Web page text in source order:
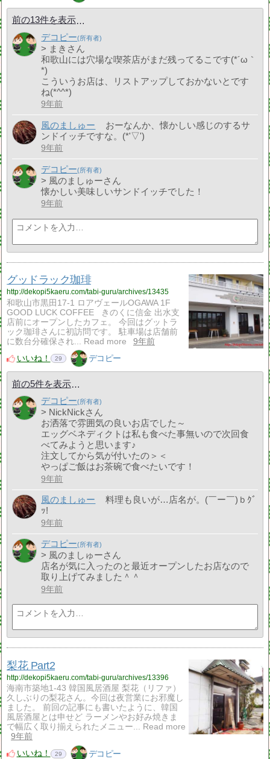
前の13件を表示
デコピー
> まきさん
和歌山には穴場な喫茶店がまだ残ってるこです(*´ω｀
*)
こういうお店は、リストアップしておかないとです
ね(*^^*)
9年前
風のましゅー
おーなんか、懐かしい感じのするサ
ンドイッチですな。(*'▽')
9年前
デコピー
> 風のましゅーさん
懐かしい美味しいサンドイッチでした！
9年前
グッドラック珈琲
http://dekopi5kaeru.com/tabi-guru/archives/13435
和歌山市黒田17-1 ロアヴェールOGAWA 1F
GOOD LUCK COFFEE きのくに信金 出水支
店前にオープンしたカフェ。 今回はグットラ
ック珈琲さんに初訪問です。 駐車場は店舗前
に数台分確保され... Read more
9年前
いいね！
29 デコピー
前の5件を表示
デコピー
> NickNickさん
お洒落で雰囲気の良いお店でした～
エッグベネディクトは私も食べた事無いので次回食
べてみようと思います♪
注文してから気が付いたの＞＜
やっぱご飯はお茶碗で食べたいです！
9年前
風のましゅー
料理も良いが…店名が。(￣ー￣)ｂｸﾞ
ｯ!
9年前
デコピー
> 風のましゅーさん
店名が気に入ったのと最近オープンしたお店なので
取り上げてみました＾＾
9年前
梨花 Part2
http://dekopi5kaeru.com/tabi-guru/archives/13396
海南市築地1-43 韓国風居酒屋 梨花（リファ）
久しぶりの梨花さん。今回は夜営業にお邪魔し
ました。 前回の記事にも書いたように、韓国
風居酒屋とは申せど ラーメンやお好み焼きま
で幅広く取り揃えられたメニュー... Read more
9年前
いいね！
29 デコピー